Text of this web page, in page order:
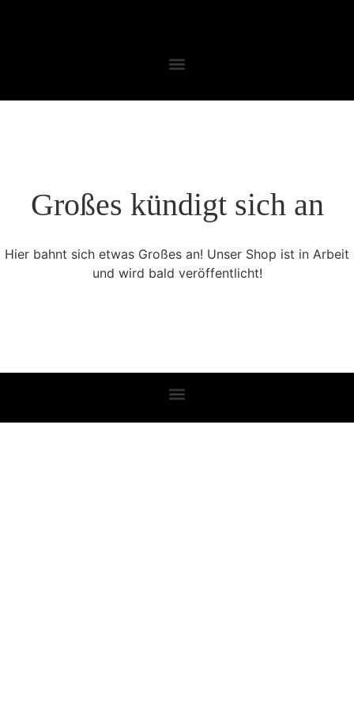
Großes kündigt sich an
Hier bahnt sich etwas Großes an! Unser Shop ist in Arbeit
und wird bald veröffentlicht!